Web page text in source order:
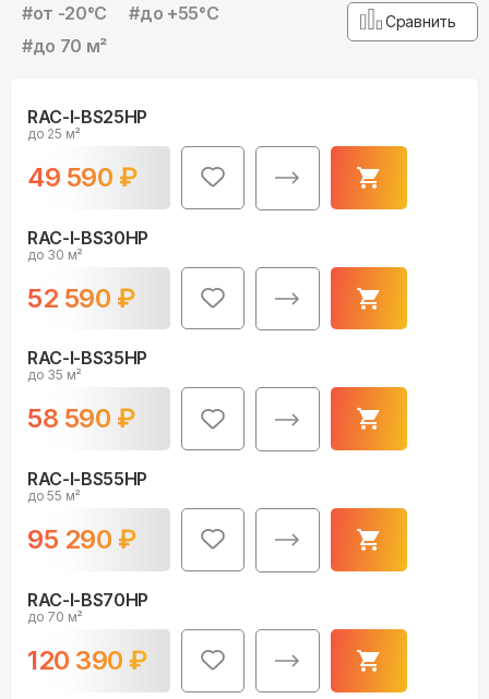
#от -20°С #до +55°С
#до 70 м²
Сравнить
RAC-I-BS25HP
до 25 м²
49 590 ₽
RAC-I-BS30HP
до 30 м²
52 590 ₽
RAC-I-BS35HP
до 35 м²
58 590 ₽
RAC-I-BS55HP
до 55 м²
95 290 ₽
RAC-I-BS70HP
до 70 м²
120 390 ₽